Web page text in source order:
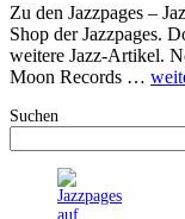
Zu den Jazzpages –
Shop der Jazzpages.
weitere Jazz-Artikel.
Moon Records …
Suchen